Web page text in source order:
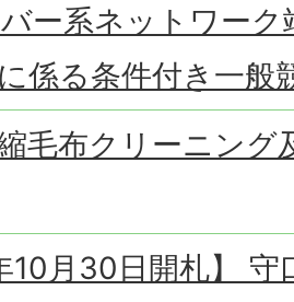
ー系ネットワーク
係る条件付き一般
毛布クリーニング
10月30日開札】